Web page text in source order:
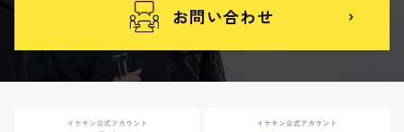
お問い合わせ